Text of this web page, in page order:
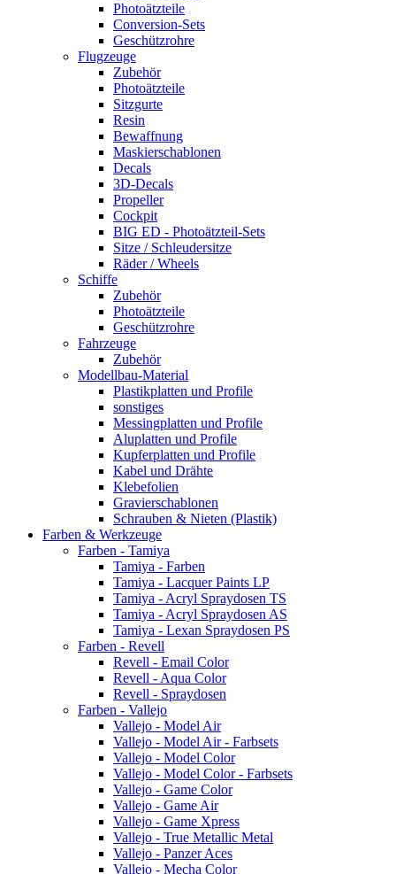
Photoätzteile
Conversion-Sets
Geschützrohre
Flugzeuge
Zubehör
Photoätzteile
Sitzgurte
Resin
Bewaffnung
Maskierschablonen
Decals
3D-Decals
Propeller
Cockpit
BIG ED - Photoätzteil-Sets
Sitze / Schleudersitze
Räder / Wheels
Schiffe
Zubehör
Photoätzteile
Geschützrohre
Fahrzeuge
Zubehör
Modellbau-Material
Plastikplatten und Profile
sonstiges
Messingplatten und Profile
Aluplatten und Profile
Kupferplatten und Profile
Kabel und Drähte
Klebefolien
Gravierschablonen
Schrauben & Nieten (Plastik)
Farben & Werkzeuge
Farben - Tamiya
Tamiya - Farben
Tamiya - Lacquer Paints LP
Tamiya - Acryl Spraydosen TS
Tamiya - Acryl Spraydosen AS
Tamiya - Lexan Spraydosen PS
Farben - Revell
Revell - Email Color
Revell - Aqua Color
Revell - Spraydosen
Farben - Vallejo
Vallejo - Model Air
Vallejo - Model Air - Farbsets
Vallejo - Model Color
Vallejo - Model Color - Farbsets
Vallejo - Game Color
Vallejo - Game Air
Vallejo - Game Xpress
Vallejo - True Metallic Metal
Vallejo - Panzer Aces
Vallejo - Mecha Color